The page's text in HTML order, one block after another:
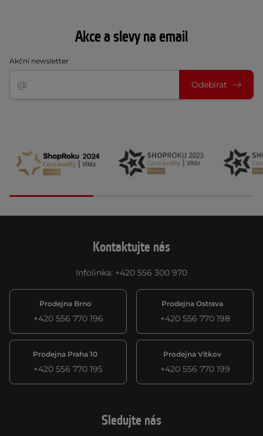
Akce a slevy na email
Akční newsletter
Odebírat
Kontaktujte nás
Infolinka: +420 556 300 970
Prodejna Brno
+420 556 770 196
Prodejna Ostrava
+420 556 770 198
Prodejna Praha 10
+420 556 770 195
Prodejna Vítkov
+420 556 770 199
Sledujte nás